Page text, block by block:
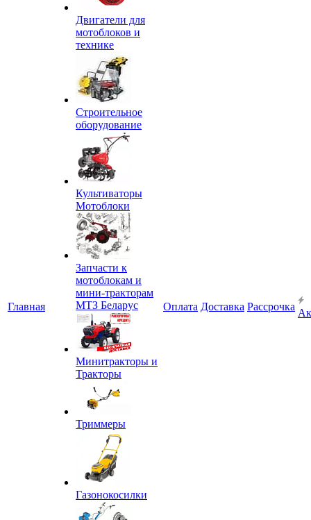
Главная
Двигатели для
мотоблоков и
технике
Строительное
оборудование
Культиваторы
Мотоблоки
Запчасти к
мотоблокам и
мини-тракторам
МТЗ Беларус
Минитракторы и
Тракторы
Триммеры
Газонокосилки
Оплата Доставка Рассрочка